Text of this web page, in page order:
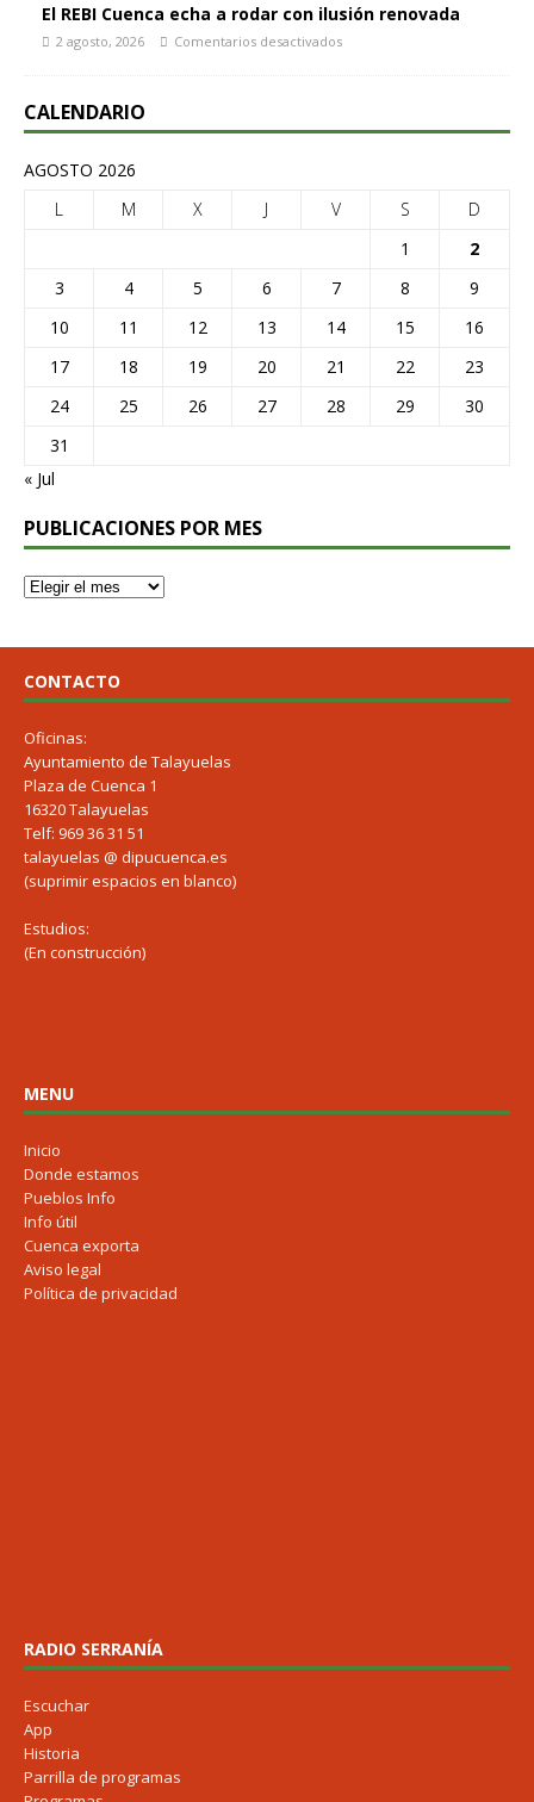
El REBI Cuenca echa a rodar con ilusión renovada
2 agosto, 2026 Comentarios desactivados
CALENDARIO
AGOSTO 2026
L
M X J V S
D
1
2
3
4 5 6 7 8
9
10
11 12 13 14 15
16
17
18 19 20 21 22
23
24
25 26 27 28 29
30
31
« Jul
PUBLICACIONES POR MES
CONTACTO
Oficinas:
Ayuntamiento de Talayuelas
Plaza de Cuenca 1
16320 Talayuelas
Telf: 969 36 31 51
talayuelas @ dipucuenca.es
(suprimir espacios en blanco)
Estudios:
(En construcción)
MENU
Inicio
Donde estamos
Pueblos Info
Info útil
Cuenca exporta
Aviso legal
Política de privacidad
RADIO SERRANÍA
Escuchar
App
Historia
Parrilla de programas